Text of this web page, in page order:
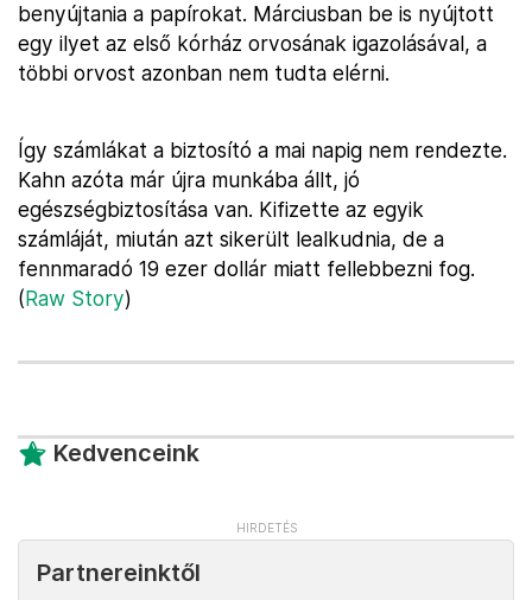
benyújtania a papírokat. Márciusban be is nyújtott
egy ilyet az első kórház orvosának igazolásával, a
többi orvost azonban nem tudta elérni.
Így számlákat a biztosító a mai napig nem rendezte.
Kahn azóta már újra munkába állt, jó
egészségbiztosítása van. Kifizette az egyik
számláját, miután azt sikerült lealkudnia, de a
fennmaradó 19 ezer dollár miatt fellebbezni fog.
(Raw Story)
Kedvenceink
Partnereinktől